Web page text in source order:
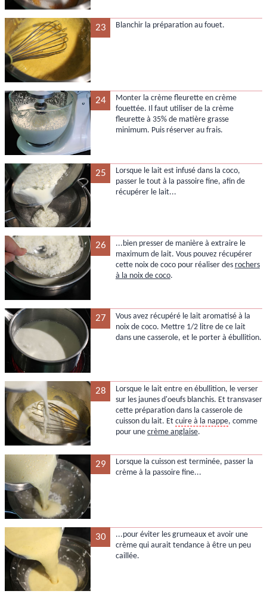
23 Blanchir la préparation au fouet.
24
Monter la crème fleurette en crème
fouettée. Il faut utiliser de la crème
fleurette à 35% de matière grasse
minimum. Puis réserver au frais.
25
Lorsque le lait est infusé dans la coco,
passer le tout à la passoire fine, afin de
récupérer le lait...
26
...bien presser de manière à extraire le
maximum de lait. Vous pouvez récupérer
cette noix de coco pour réaliser des rochers
à la noix de coco.
27
Vous avez récupéré le lait aromatisé à la
noix de coco. Mettre 1/2 litre de ce lait
dans une casserole, et le porter à ébullition.
28
Lorsque le lait entre en ébullition, le verser
sur les jaunes d'oeufs blanchis. Et transvaser
cette préparation dans la casserole de
cuisson du lait. Et cuire à la nappe, comme
pour une crème anglaise.
29
Lorsque la cuisson est terminée, passer la
crème à la passoire fine...
30
...pour éviter les grumeaux et avoir une
crème qui aurait tendance à être un peu
caillée.